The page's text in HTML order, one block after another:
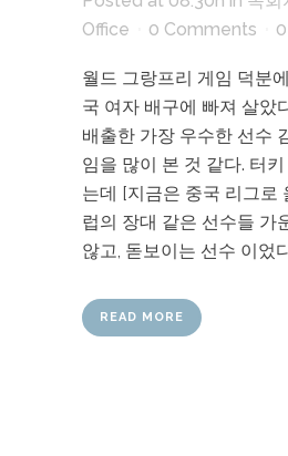
Office
0 Comments 0
월드 그랑프리 게임 덕분
국 여자 배구에 빠져 살았
배출한 가장 우수한 선수
임을 많이 본 것 같다. 터
는데 [지금은 중국 리그로
럽의 장대 같은 선수들 가
않고, 돋보이는 선수 이었
READ MORE